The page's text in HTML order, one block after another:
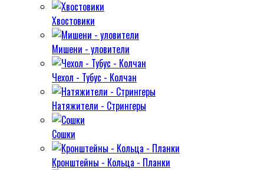
Хвостовики
Мишени - уловители
Чехол - Тубус - Колчан
Натяжители - Стрингеры
Сошки
Кронштейны - Кольца - Планки